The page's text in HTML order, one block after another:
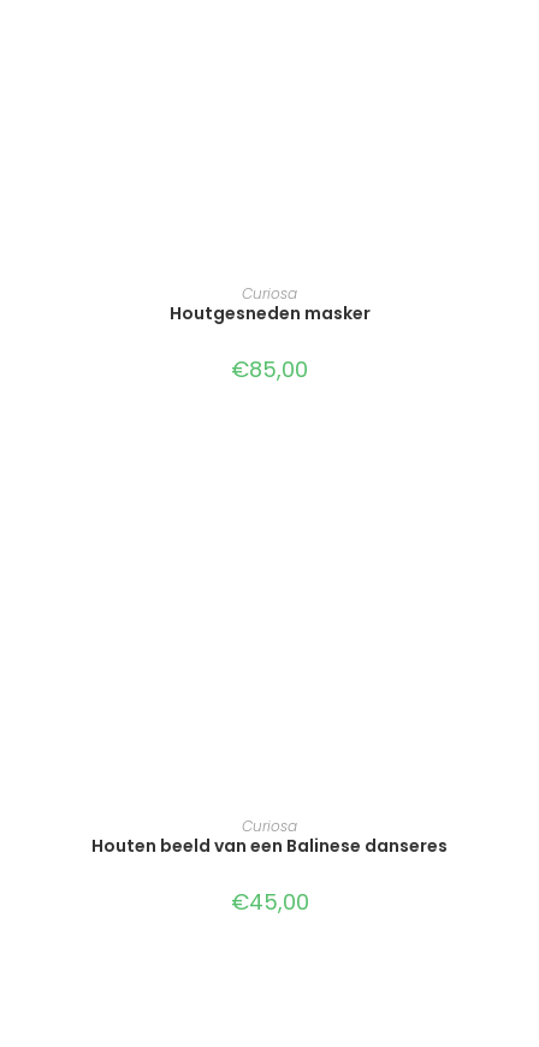
TOEVOEGEN AAN WINKELWAGEN
Curiosa
Houtgesneden masker
€85,00
TOEVOEGEN AAN WINKELWAGEN
Curiosa
Houten beeld van een Balinese danseres
€45,00